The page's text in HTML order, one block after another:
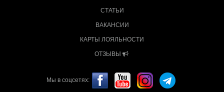
СТАТЬИ
ВАКАНСИИ
КАРТЫ ЛОЯЛЬНОСТИ
ОТЗЫВЫ
Мы в соцсетях: